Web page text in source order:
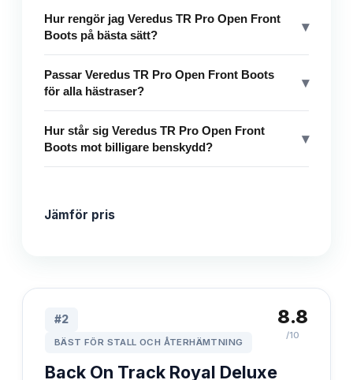
Hur rengör jag Veredus TR Pro Open Front
Boots på bästa sätt?
▾
Passar Veredus TR Pro Open Front Boots
för alla hästraser?
▾
Hur står sig Veredus TR Pro Open Front
Boots mot billigare benskydd?
▾
Jämför pris
#2
BÄST FÖR STALL OCH ÅTERHÄMTNING
Back On Track Royal Deluxe
8.8
/10